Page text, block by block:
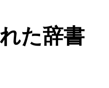
た辞書